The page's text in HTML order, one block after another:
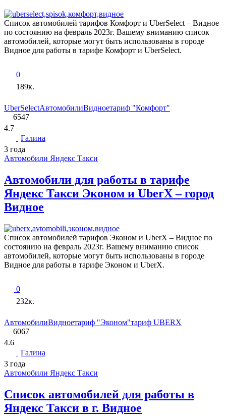
Список автомобилей тарифов Комфорт и UberSelect – Видное
по состоянию на февраль 2023г. Вашему вниманию список
автомобилей, которые могут быть использованы в городе
Видное для работы в тарифе Комфорт и UberSelect.
0
189к.
UberSelectАвтомобилиВидноетариф "Комфорт"
6547
4.7
Галина
3 года
Автомобили Яндекс Такси
Автомобили для работы в тарифе
Яндекс Такси Эконом и UberX – город
Видное
Список автомобилей тарифов Эконом и UberX – Видное по
состоянию на февраль 2023г. Вашему вниманию список
автомобилей, которые могут быть использованы в городе
Видное для работы в тарифе Эконом и UberХ.
0
232к.
АвтомобилиВидноетариф "Эконом"тариф UBERX
6067
4.6
Галина
3 года
Автомобили Яндекс Такси
Список автомобилей для работы в
Яндекс Такси в г. Видное